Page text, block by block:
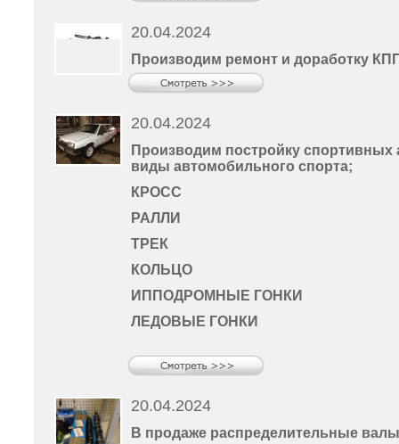
20.04.2024
Производим ремонт и доработку
20.04.2024
Производим постройку спортивных
виды автомобильного спорта;
КРОСС
РАЛЛИ
ТРЕК
КОЛЬЦО
ИППОДРОМНЫЕ ГОНКИ
ЛЕДОВЫЕ ГОНКИ
20.04.2024
В продаже распределительные